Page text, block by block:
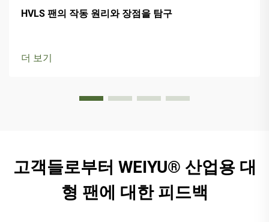
HVLS 팬의 작동 원리와 장점을 탐구
더 보기
고객들로부터 WEIYU® 산업용 대
형 팬에 대한 피드백